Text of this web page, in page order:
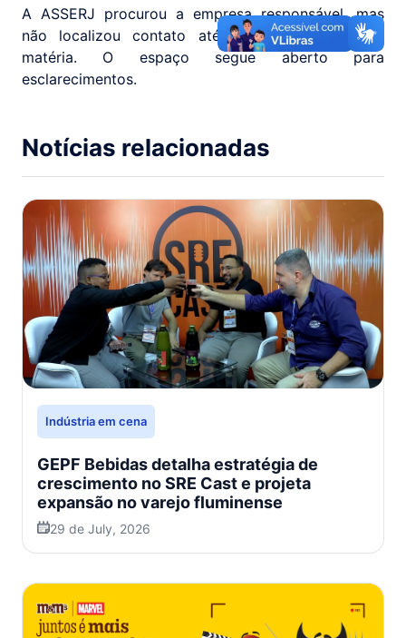
A ASSERJ procurou a empresa responsável, mas
não localizou contato até o fechamento desta
matéria. O espaço segue aberto para
esclarecimentos.
Notícias relacionadas
Indústria em cena
GEPF Bebidas detalha estratégia de
crescimento no SRE Cast e projeta
expansão no varejo fluminense
29 de July, 2026